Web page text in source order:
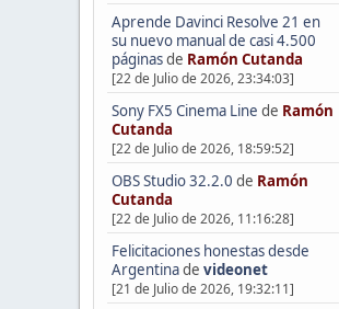
Aprende Davinci Resolve 21 en
su nuevo manual de casi 4.500
páginasde Ramón Cutanda
[22 de Julio de 2026, 23:34:03]
Sony FX5 Cinema Line de Ramón
Cutanda
[22 de Julio de 2026, 18:59:52]
OBS Studio 32.2.0 de Ramón
Cutanda
[22 de Julio de 2026, 11:16:28]
Felicitaciones honestas desde
Argentinade videonet
[21 de Julio de 2026, 19:32:11]